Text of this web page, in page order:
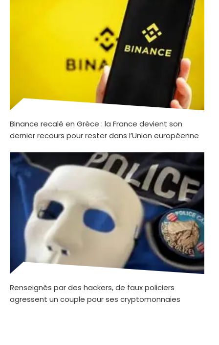
Binance recalé en Grèce : la France devient son
dernier recours pour rester dans l’Union européenne
Renseignés par des hackers, de faux policiers
agressent un couple pour ses cryptomonnaies